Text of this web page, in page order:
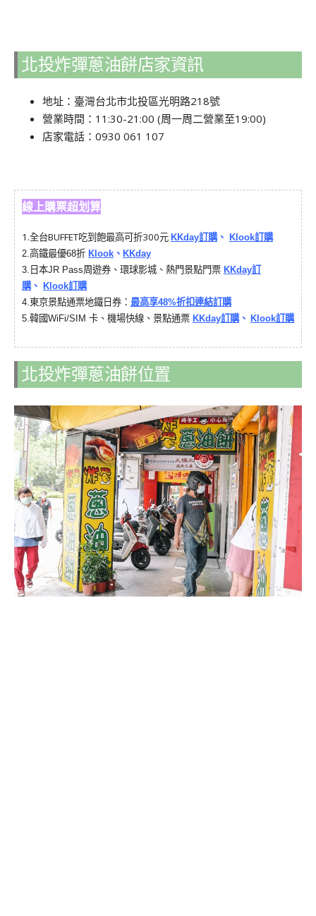
北投炸彈蔥油餅店家資訊
地址：臺灣台北市北投區光明路218號
營業時間：11:30-21:00 (周一周二營業至19:00)
店家電話：0930 061 107
線上購票超划算
1.全台BUFFET吃到飽最高可折300元 KKday訂購、
Klook訂購
2.高鐵最優68折 Klook 、 KKday
3. 日本JR Pass周遊券、環球影城、熱門景點門票 KKday訂
購、
Klook訂購
4.東京景點通票地鐵日券： 最高享48%折扣連結訂購
5.韓國WiFi/SIM 卡、機場快線、景點通票 KKday訂購、 Klook訂購
北投炸彈蔥油餅位置